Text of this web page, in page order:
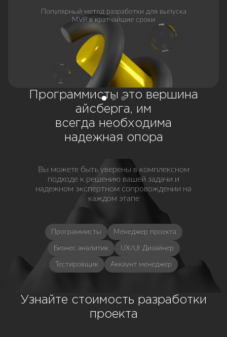
Популярный метод разработки для выпуска
MVP в кратчайшие сроки
Программисты это вершина
айсберга, им
всегда необходима
надежная опора
Вы можете быть уверены в комплексном
подходе к решению вашей задачи и
надежном экспертном сопровождении на
каждом этапе
Программисты Менеджер проекта
Бизнес аналитик UX/UI Дизайнер
Тестировщик Аккаунт менеджер
Узнайте стоимость разработки
проекта